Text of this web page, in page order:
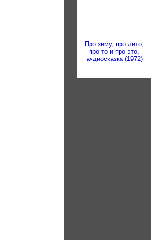
Про зиму, про лето,
про то и про это,
аудиосказка (1972)